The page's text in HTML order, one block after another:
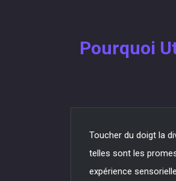
Pourquoi
Toucher du doigt la
telles sont les
expérience